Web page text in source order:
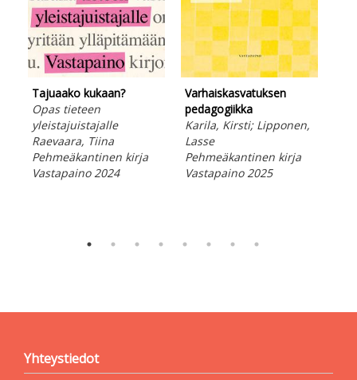
Tajuaako kukaan?
Opas tieteen
yleistajuistajalle
Raevaara, Tiina
Pehmeäkantinen kirja
Vastapaino 2024
Varhaiskasvatuksen
pedagogiikka
Karila, Kirsti; Lipponen,
Lasse
Pehmeäkantinen kirja
Vastapaino 2025
Yhteystiedot